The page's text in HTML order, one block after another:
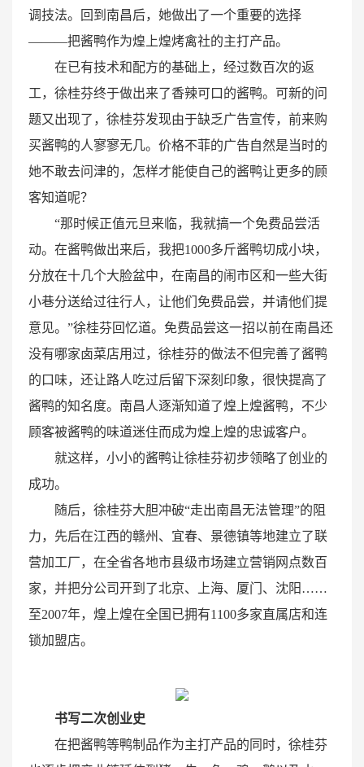
调技法。回到南昌后，她做出了一个重要的选择
———把酱鸭作为煌上煌烤禽社的主打产品。
在已有技术和配方的基础上，经过数百次的返
工，徐桂芬终于做出来了香辣可口的酱鸭。可新的问
题又出现了，徐桂芬发现由于缺乏广告宣传，前来购
买酱鸭的人寥寥无几。价格不菲的广告自然是当时的
她不敢去问津的，怎样才能使自己的酱鸭让更多的顾
客知道呢？
“那时候正值元旦来临，我就搞一个免费品尝活
动。在酱鸭做出来后，我把1000多斤酱鸭切成小块，
分放在十几个大脸盆中，在南昌的闹市区和一些大街
小巷分送给过往行人，让他们免费品尝，并请他们提
意见。”徐桂芬回忆道。免费品尝这一招以前在南昌还
没有哪家卤菜店用过，徐桂芬的做法不但完善了酱鸭
的口味，还让路人吃过后留下深刻印象，很快提高了
酱鸭的知名度。南昌人逐渐知道了煌上煌酱鸭，不少
顾客被酱鸭的味道迷住而成为煌上煌的忠诚客户。
就这样，小小的酱鸭让徐桂芬初步领略了创业的
成功。
随后，徐桂芬大胆冲破“走出南昌无法管理”的阻
力，先后在江西的赣州、宜春、景德镇等地建立了联
营加工厂，在全省各地市县级市场建立营销网点数百
家，并把分公司开到了北京、上海、厦门、沈阳……
至2007年，煌上煌在全国已拥有1100多家直属店和连
锁加盟店。
书写二次创业史
在把酱鸭等鸭制品作为主打产品的同时，徐桂芬